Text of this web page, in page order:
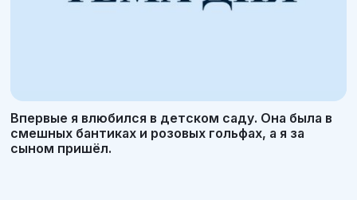
Впервые я влюбился в детском саду. Она была в
смешных бантиках и розовых гольфах, а я за
сыном пришёл.